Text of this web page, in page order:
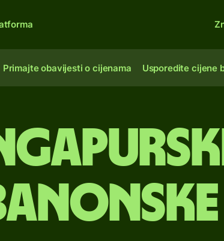
Primajte obavijesti o cijenama Usporedite cijene